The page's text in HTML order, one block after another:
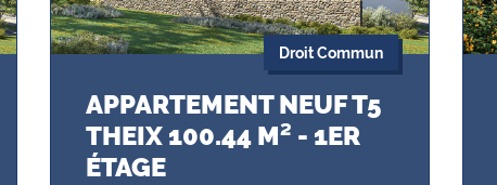
Droit Commun
APPARTEMENT NEUF T5
THEIX 100.44 M² - 1ER
ÉTAGE